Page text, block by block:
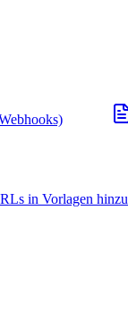
in Vorlagen hinzu